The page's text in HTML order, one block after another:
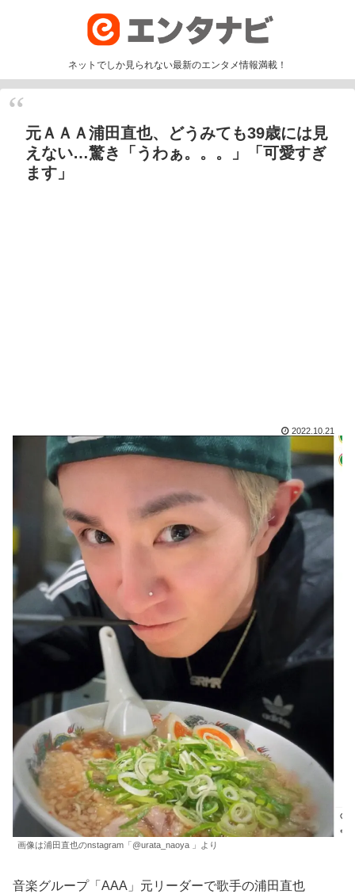
ネットでしか見られない最新のエンタメ情報満載！
元ＡＡＡ浦田直也、どうみても39歳には見
えない…驚き「うわぁ。。。」「可愛すぎ
ます」
2022.10.21
画像は浦田直也のnstagram「@urata_naoya 」より
音楽グループ「AAA」元リーダーで歌手の浦田直也